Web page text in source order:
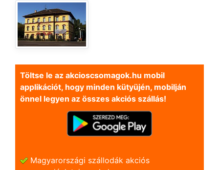
Töltse le az akcioscsomagok.hu mobil
applikációt, hogy minden kütyüjén, mobilján
önnel legyen az összes akciós szállás!
Magyarországi szállodák akciós